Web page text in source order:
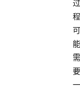
过
程
可
能
需
要
一